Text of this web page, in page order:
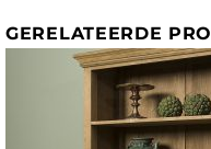
GERELATEERDE